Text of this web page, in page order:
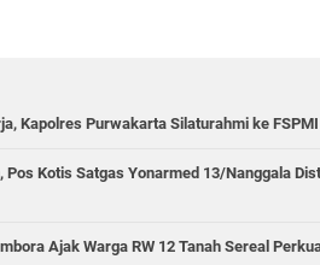
Kapolres Purwakarta Silaturahmi ke FSPMI
Kotis Satgas Yonarmed 13/Nanggala
Ajak Warga RW 12 Tanah Sereal